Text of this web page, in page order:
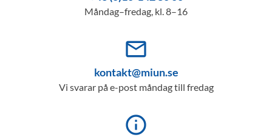
Måndag–fredag, kl. 8–16
mail_outline
kontakt@miun.se
Vi svarar på e-post måndag till fredag
info_outline